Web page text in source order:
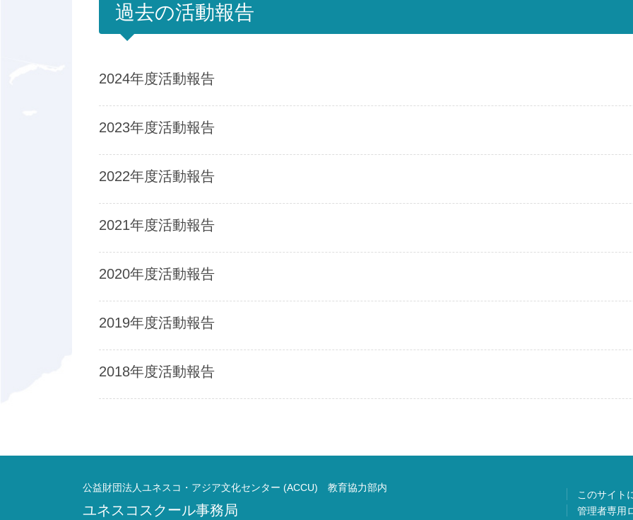
過去の活動報告
2024年度活動報告
2023年度活動報告
2022年度活動報告
2021年度活動報告
2020年度活動報告
2019年度活動報告
2018年度活動報告
公益財団法人ユネスコ・アジア文化センター (ACCU) 教育協力部内
ユネスコスクール事務局
このサイト
管理者専用